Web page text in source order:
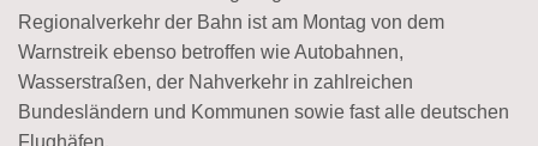
Regionalverkehr der Bahn ist am Montag von dem
Warnstreik ebenso betroffen wie Autobahnen,
Wasserstraßen, der Nahverkehr in zahlreichen
Bundesländern und Kommunen sowie fast alle deutschen
Flughäfen.